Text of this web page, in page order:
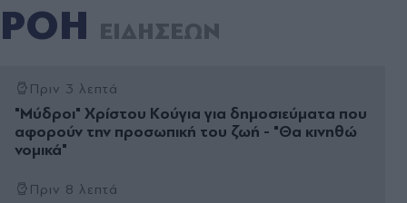
ΡΟΗ ΕΙΔΗΣΕΩΝ
Πριν 3 λεπτά
"Μύδροι" Χρίστου Κούγια για δημοσιεύματα που
αφορούν την προσωπική του ζωή - "Θα κινηθώ
νομικά"
Πριν 8 λεπτά